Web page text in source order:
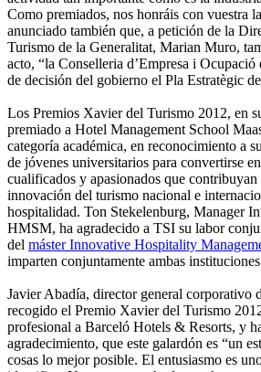
Como premiados, nos honráis con vuestra
anunciado también que, a petición de la
Turismo de la Generalitat, Marian Muro,
acto, “la Conselleria d’Empresa i
de decisión del gobierno el Pla Estratègic
Los Premios Xavier del Turismo 2012, en
premiado a Hotel Management School
categoría académica, en reconocimiento a
de jóvenes universitarios para convertirse
cualificados y apasionados que
innovación del turismo nacional e
hospitalidad. Ton Stekelenburg, Manager
HMSM, ha agradecido a TSI su labor
del máster Innovative Hospitality
imparten conjuntamente ambas
Javier Abadía, director general corporativo
recogido el Premio Xavier del Turismo
profesional a Barceló Hotels & Resorts, y
agradecimiento, que este galardón es “un
cosas lo mejor posible. El entusiasmo es